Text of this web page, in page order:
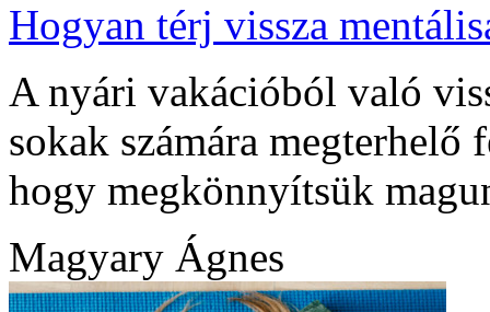
Hogyan térj vissza
A nyári vakációból való
sokak számára megterhelő
hogy megkönnyítsük
Magyary Ágnes